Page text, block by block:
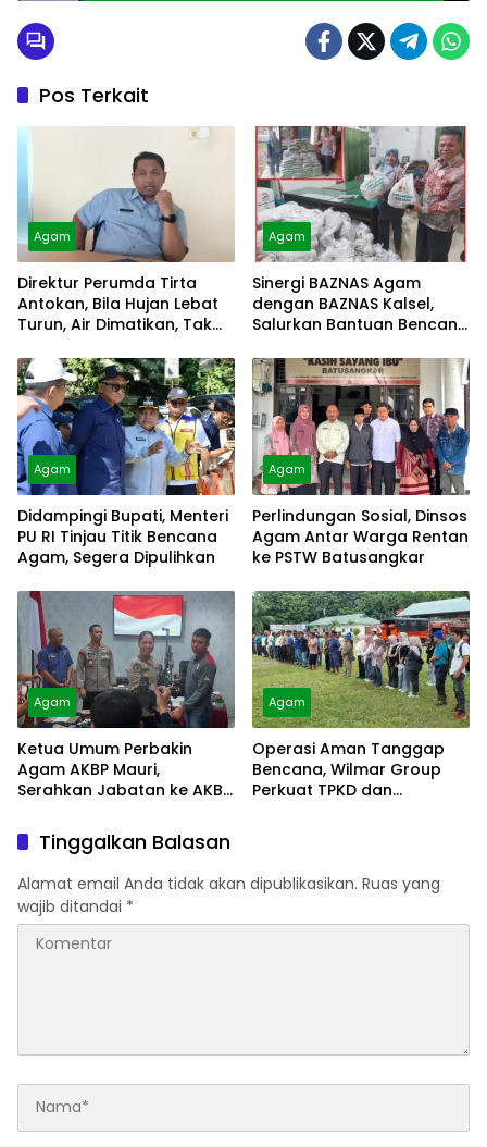
Pos Terkait
Agam
Direktur Perumda Tirta
Antokan, Bila Hujan Lebat
Turun, Air Dimatikan, Tak
Agam
Sinergi BAZNAS Agam
dengan BAZNAS Kalsel,
Salurkan Bantuan Bencana
Agam
Didampingi Bupati, Menteri
PU RI Tinjau Titik Bencana
Agam, Segera Dipulihkan
Agam
Perlindungan Sosial, Dinsos
Agam Antar Warga Rentan
ke PSTW Batusangkar
Agam
Ketua Umum Perbakin
Agam AKBP Mauri,
Serahkan Jabatan ke AKBP
Agam
Operasi Aman Tanggap
Bencana, Wilmar Group
Perkuat TPKD dan
Tinggalkan Balasan
Alamat email Anda tidak akan dipublikasikan. Ruas yang
wajib ditandai *